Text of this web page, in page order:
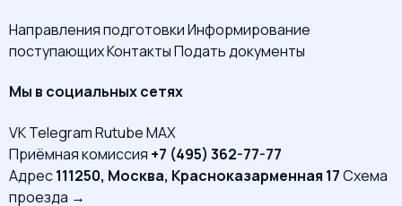
Направления подготовкиИнформирование
поступающихКонтактыПодать документы
Мы в социальных сетях
VKTelegramRutubeMAX
Приёмная комиссия +7 (495) 362-77-77
Адрес111250, Москва, Красноказарменная 17Схема
проезда →